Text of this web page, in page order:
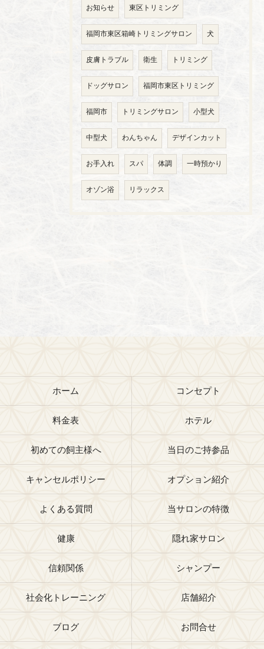
お知らせ 東区トリミング
福岡市東区箱崎トリミングサロン 犬
皮膚トラブル 衛生 トリミング
ドッグサロン 福岡市東区トリミング
福岡市 トリミングサロン 小型犬
中型犬 わんちゃん デザインカット
お手入れ スパ 体調 一時預かり
オゾン浴 リラックス
ホーム コンセプト
料金表 ホテル
初めての飼主様へ 当日のご持参品
キャンセルポリシー オプション紹介
よくある質問 当サロンの特徴
健康 隠れ家サロン
信頼関係 シャンプー
社会化トレーニング 店舗紹介
ブログ お問合せ